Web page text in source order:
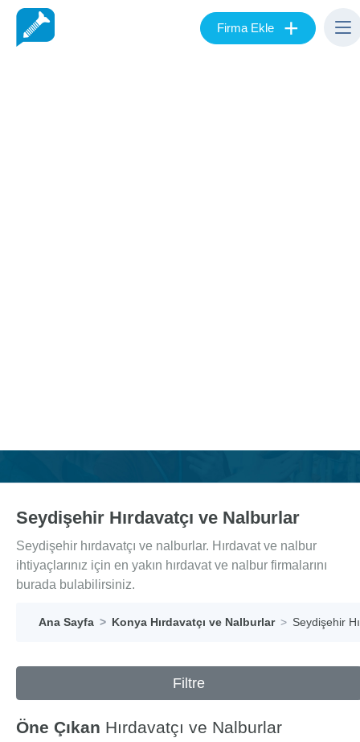
Firma Ekle +
Seydişehir Hırdavatçı ve Nalburlar
Seydişehir hırdavatçı ve nalburlar. Hırdavat ve nalbur
ihtiyaçlarınız için en yakın hırdavat ve nalbur firmalarını
burada bulabilirsiniz.
Ana Sayfa Konya Hırdavatçı ve Nalburlar Seydişehir
Filtre
Öne Çıkan Hırdavatçı ve Nalburlar